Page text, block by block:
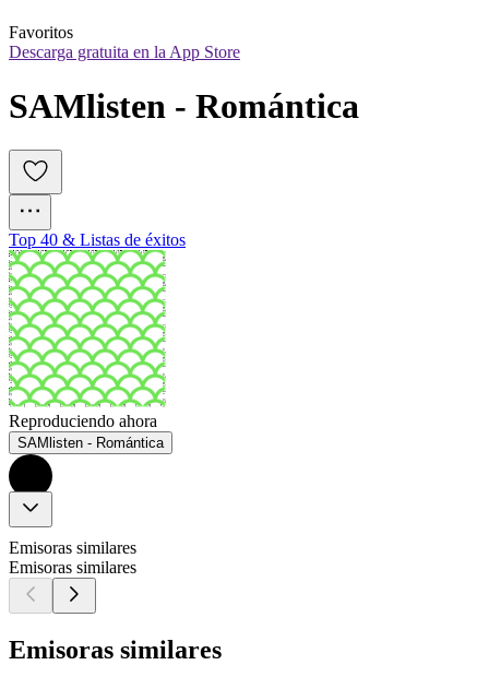
Favoritos
Descarga gratuita en la App Store
SAMlisten - Romántica
Top 40 & Listas de éxitos
Reproduciendo ahora
SAMlisten - Romántica
Emisoras similares
Emisoras similares
Emisoras similares